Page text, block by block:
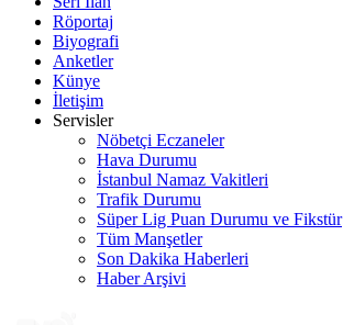
Röportaj
Biyografi
Anketler
Künye
İletişim
Servisler
Nöbetçi Eczaneler
Hava Durumu
İstanbul Namaz Vakitleri
Trafik Durumu
Süper Lig Puan Durumu ve Fikstür
Tüm Manşetler
Son Dakika Haberleri
Haber Arşivi